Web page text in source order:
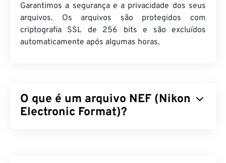
Garantimos a segurança e a privacidade dos seus
arquivos. Os arquivos são protegidos com
criptografia SSL de 256 bits e são excluídos
automaticamente após algumas horas.
O que é um arquivo NEF (Nikon
Electronic Format)?